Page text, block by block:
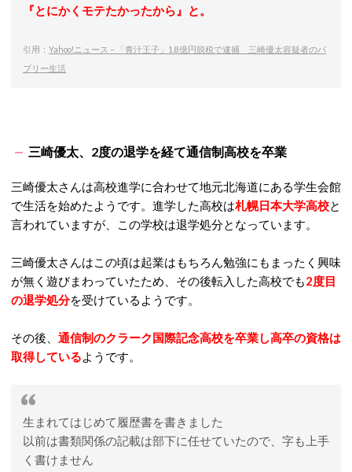
『とにかくモテたかったから』と。
引用： Yahoo!ニュース – 「青汁王子」1.8億円脱税で逮捕 三崎優太容疑者のバ
ブリー生活
三崎優太、2度の退学を経て通信制高校を卒業
三崎優太さんは高校進学に合わせて地元北海道にある学生会館
で生活を始めたようです。進学した高校は札幌日本大学高校と
言われていますが、この学校は退学処分となっています。
三崎優太さんはこの頃は起業はもちろん勉強にもまったく興味
が無く遊びまわっていたため、その後転入した高校でも2度目
の退学処分を受けているようです。
その後、 通信制のクラーク国際記念高校を卒業し高卒の資格は
取得しているようです。
生まれてはじめて履歴書を書きました
以前は書類関係の記載は部下に任せていたので、字も上手
く書けません